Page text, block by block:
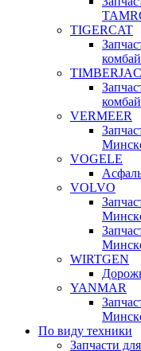
TIGERCAT
VERMEER
VOGELE
VOLVO
WIRTGEN
YANMAR
По виду техники
Запчасти